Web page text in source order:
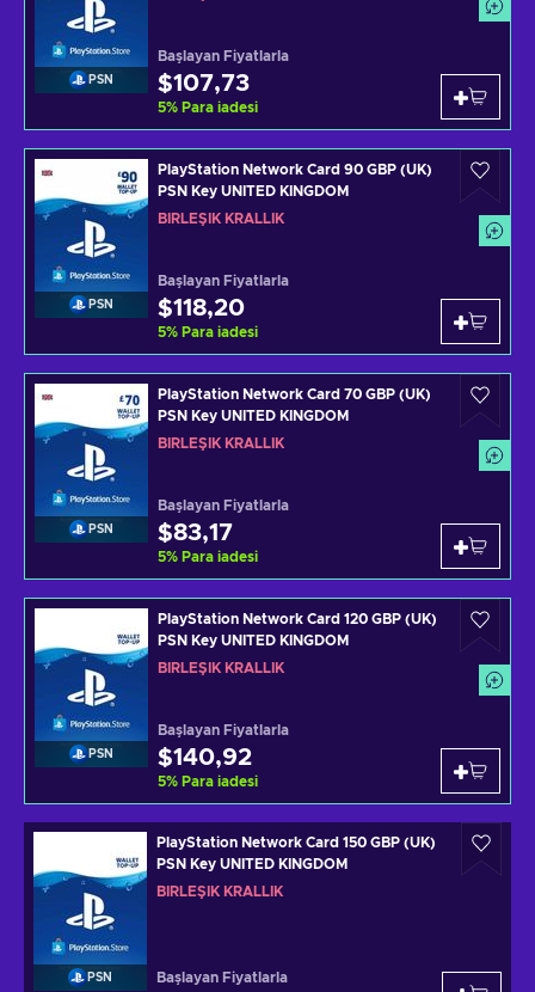
PSN
Başlayan Fiyatlarla
$107,73
5% Para iadesi
PSN
PlayStation Network Card 90 GBP (UK)
PSN Key UNITED KINGDOM
BIRLEŞIK KRALLIK
Başlayan Fiyatlarla
$118,20
5% Para iadesi
PSN
PlayStation Network Card 70 GBP (UK)
PSN Key UNITED KINGDOM
BIRLEŞIK KRALLIK
Başlayan Fiyatlarla
$83,17
5% Para iadesi
PSN
PlayStation Network Card 120 GBP (UK)
PSN Key UNITED KINGDOM
BIRLEŞIK KRALLIK
Başlayan Fiyatlarla
$140,92
5% Para iadesi
PSN
PlayStation Network Card 150 GBP (UK)
PSN Key UNITED KINGDOM
BIRLEŞIK KRALLIK
Başlayan Fiyatlarla